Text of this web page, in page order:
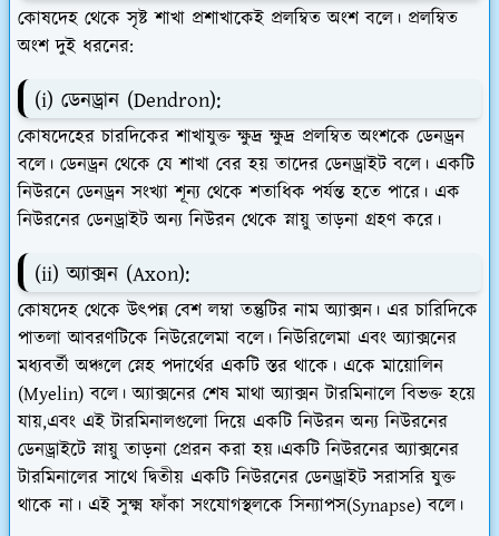
কোষদেহ থেকে সৃষ্ট শাখা প্রশাখাকেই প্রলম্বিত অংশ বলে। প্রলম্বিত
অংশ দুই ধরনের:
(i) ডেনড্রান (Dendron):
কোষদেহের চারদিকের শাখাযুক্ত ক্ষুদ্র ক্ষুদ্র প্রলম্বিত অংশকে ডেনড্রন
বলে। ডেনড্রন থেকে যে শাখা বের হয় তাদের ডেনড্রাইট বলে। একটি
নিউরনে ডেনড্রন সংখ্যা শূন্য থেকে শতাধিক পর্যন্ত হতে পারে। এক
নিউরনের ডেনড্রাইট অন্য নিউরন থেকে স্নায়ু তাড়না গ্রহণ করে।
(ii) অ্যাক্সন (Axon):
কোষদেহ থেকে উৎপন্ন বেশ লম্বা তন্তুটির নাম অ্যাক্সন। এর চারিদিকে
পাতলা আবরণটিকে নিউরেলেমা বলে। নিউরিলেমা এবং অ্যাক্সনের
মধ্যবর্তী অঞ্চলে স্নেহ পদার্থের একটি স্তর থাকে। একে মায়োলিন
(Myelin) বলে। অ্যাক্সনের শেষ মাথা অ্যাক্সন টারমিনালে বিভক্ত হয়ে
যায়,এবং এই টারমিনালগুলো দিয়ে একটি নিউরন অন্য নিউরনের
ডেনড্রাইটে স্নায়ু তাড়না প্রেরন করা হয়।একটি নিউরনের অ্যাক্সনের
টারমিনালের সাথে দ্বিতীয় একটি নিউরনের ডেনড্রাইট সরাসরি যুক্ত
থাকে না। এই সুক্ষ্ম ফাঁকা সংযোগস্থলকে সিন্যাপস(Synapse) বলে।